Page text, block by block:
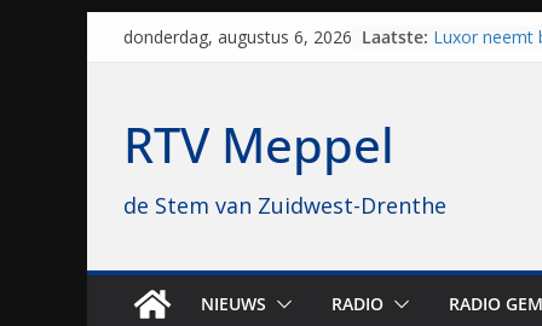
donderdag, augustus 6, 2026 Laatste: Luxor neemt
van vissport:
regio is goed
Al dertig jaar
RTV Meppel
de Stem van Zuidwest-Drenthe
NIEUWS RADIO RADIO